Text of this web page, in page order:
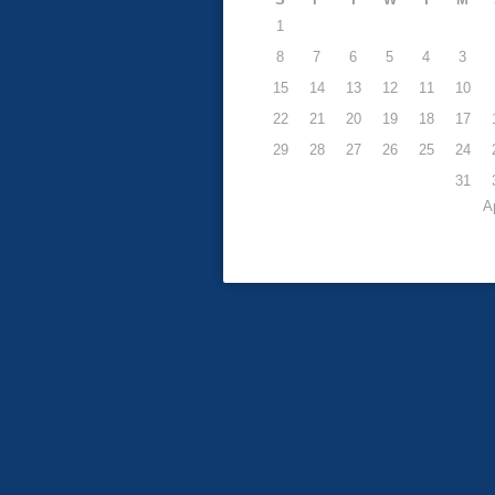
1
3
4
5
6
7
8
10
11
12
13
14
15
17
18
19
20
21
22
24
25
26
27
28
29
31
uaemint.ae/portfolio/